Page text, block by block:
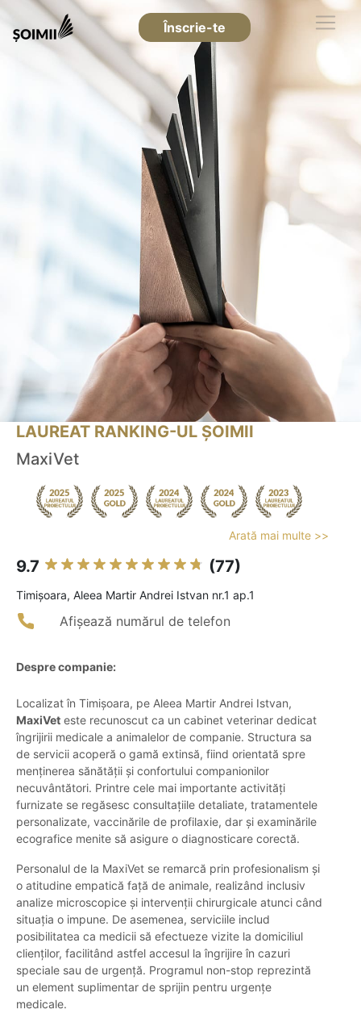
Înscrie-te
LAUREAT RANKING-UL ȘOIMII
MaxiVet
Arată mai multe >>
9.7 (77)
Timişoara, Aleea Martir Andrei Istvan nr.1 ap.1
Afișează numărul de telefon
Despre companie:
Localizat în Timișoara, pe Aleea Martir Andrei Istvan,
MaxiVet este recunoscut ca un cabinet veterinar dedicat
îngrijirii medicale a animalelor de companie. Structura sa
de servicii acoperă o gamă extinsă, fiind orientată spre
menținerea sănătății și confortului companionilor
necuvântători. Printre cele mai importante activități
furnizate se regăsesc consultațiile detaliate, tratamentele
personalizate, vaccinările de profilaxie, dar și examinările
ecografice menite să asigure o diagnosticare corectă.
Personalul de la MaxiVet se remarcă prin profesionalism și
o atitudine empatică față de animale, realizând inclusiv
analize microscopice și intervenții chirurgicale atunci când
situația o impune. De asemenea, serviciile includ
posibilitatea ca medicii să efectueze vizite la domiciliul
clienților, facilitând astfel accesul la îngrijire în cazuri
speciale sau de urgență. Programul non-stop reprezintă
un element suplimentar de sprijin pentru urgențe
medicale.